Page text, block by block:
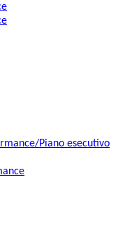
Piano esecutivo